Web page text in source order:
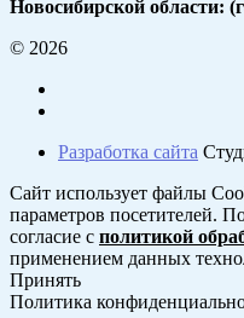
Новосибирской области:
© 2026
Разработка сайта
Сайт использует файлы
параметров посетителей.
согласие с политикой
применением данных
Принять
Политика